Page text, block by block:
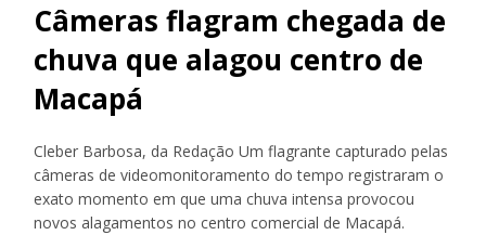
Câmeras flagram chegada de
chuva que alagou centro de
Macapá
Cleber Barbosa, da Redação Um flagrante capturado pelas
câmeras de videomonitoramento do tempo registraram o
exato momento em que uma chuva intensa provocou
novos alagamentos no centro comercial de Macapá.